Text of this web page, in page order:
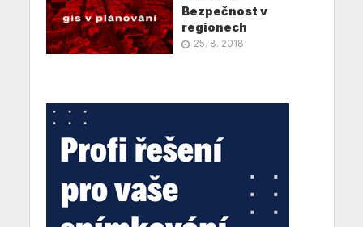
Bezpečnost v
regionech
25. 8. 2018